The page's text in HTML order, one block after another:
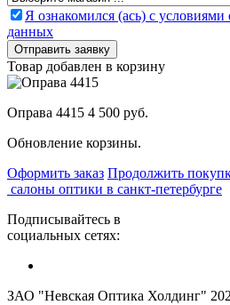
Я ознакомился (ась) с
данных
Товар добавлен в корзину
Оправа 4415 4 500 руб.
Обновление корзины.
Оформить заказ Продолжить
салоны оптики в санкт-петербурге
Подписывайтесь в
социальных сетях:
ЗАО "Невская Оптика Холдинг"